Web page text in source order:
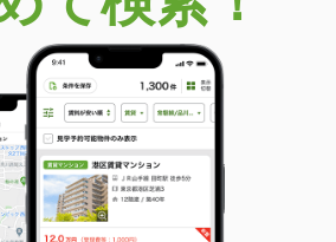
6.10万円
愛知県名古屋市中川区乗越町３丁目
41.24m²
1LDK
１丁目
4.60万円
愛知県名古屋市南区豊１丁目